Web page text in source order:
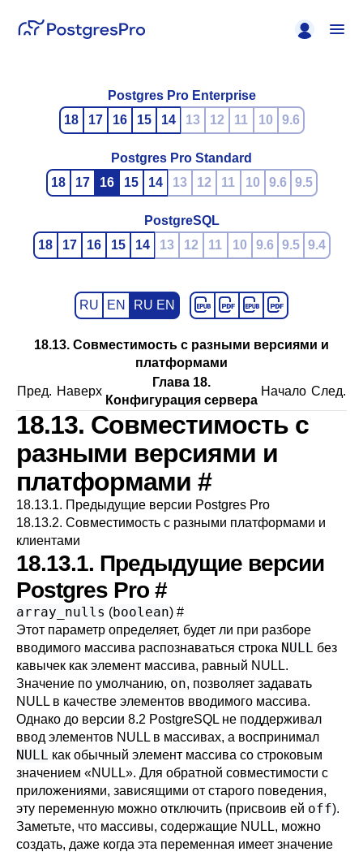
Postgres Pro Enterprise
18
17 16 15 14 13 12 11 10 9.6
Postgres Pro Standard
18
17 16 15 14 13 12 11 10 9.6 9.5
PostgreSQL
18
17 16 15 14 13 12 11 10 9.6 9.5 9.4
RU EN RU EN
18.13. Совместимость с разными версиями и
платформами
Пред. Наверх
Глава 18.
Конфигурация сервера
Начало След.
18.13. Совместимость с
разными версиями и
платформами #
18.13.1. Предыдущие версии Postgres Pro
18.13.2. Совместимость с разными платформами и
клиентами
18.13.1. Предыдущие версии
Postgres Pro #
array_nulls (boolean) #
Этот параметр определяет, будет ли при разборе
вводимого массива распознаваться строка NULL без
кавычек как элемент массива, равный NULL.
Значение по умолчанию, on, позволяет задавать
NULL в качестве элементов вводимого массива.
Однако до версии 8.2 PostgreSQL не поддерживал
ввод элементов NULL в массивах, а воспринимал
NULL как обычный элемент массива со строковым
значением «NULL». Для обратной совместимости с
приложениями, зависящими от старого поведения,
эту переменную можно отключить (присвоив ей off).
Заметьте, что массивы, содержащие NULL, можно
создать, даже когда эта переменная имеет значение